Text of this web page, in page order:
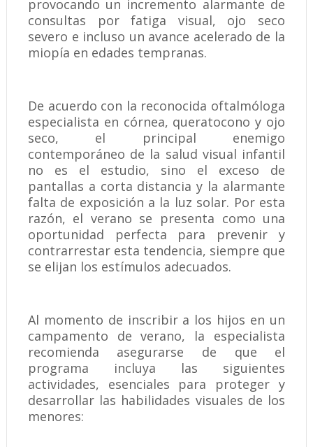
provocando un incremento alarmante de
consultas por fatiga visual, ojo seco
severo e incluso un avance acelerado de la
miopía en edades tempranas.
De acuerdo con la reconocida oftalmóloga
especialista en córnea, queratocono y ojo
seco, el principal enemigo
contemporáneo de la salud visual infantil
no es el estudio, sino el exceso de
pantallas a corta distancia y la alarmante
falta de exposición a la luz solar. Por esta
razón, el verano se presenta como una
oportunidad perfecta para prevenir y
contrarrestar esta tendencia, siempre que
se elijan los estímulos adecuados.
Al momento de inscribir a los hijos en un
campamento de verano, la especialista
recomienda asegurarse de que el
programa incluya las siguientes
actividades, esenciales para proteger y
desarrollar las habilidades visuales de los
menores: